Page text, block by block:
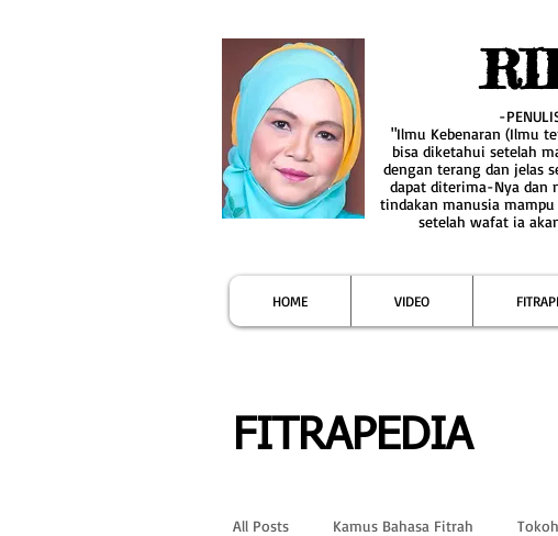
-
"Ilmu Kebenaran (Ilmu
bisa diketahui setelah
dengan terang dan jelas
dapat diterima-Nya dan
tindakan manusia
setelah wafat ia
HOME VIDEO
FITRAPEDIA
All Posts Kamus Bahasa Fitrah Tokoh